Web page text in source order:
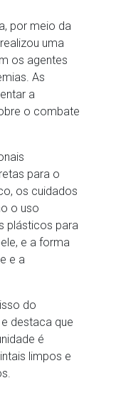
por meio da
uma
os agentes
As
a
o combate
para o
os cuidados
o uso
plásticos para
e a forma
e a
do
destaca que
é
limpos e